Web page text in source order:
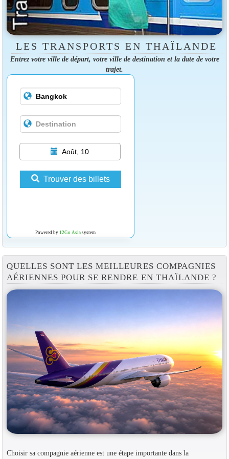
LES TRANSPORTS EN THAÏLANDE
Entrez votre ville de départ, votre ville de destination et la date de votre
trajet.
Août, 10
Trouver des billets
Powered by 12Go Asiasystem
QUELLES SONT LES MEILLEURES COMPAGNIES
AÉRIENNES POUR SE RENDRE EN THAÏLANDE ?
Choisir sa compagnie aérienne est une étape importante dans la